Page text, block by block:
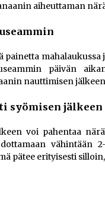
aiheuttaman
päivän
nauttimisen
syömisen jälkeen
voi pahentaa
vähintään
pätee erityisesti